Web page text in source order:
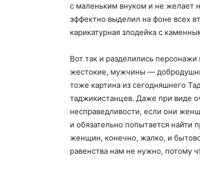
с маленьким внуком и не желает
эффектно выделил на фоне всех
карикатурная злодейка с
Вот так и разделились
жестокие, мужчины —
тоже картина из сегодняшнего
таджикистанцев. Даже при виде
несправедливости, если они
и обязательно попытается найти
женщин, конечно, жалко, и
равенства нам не нужно, потому